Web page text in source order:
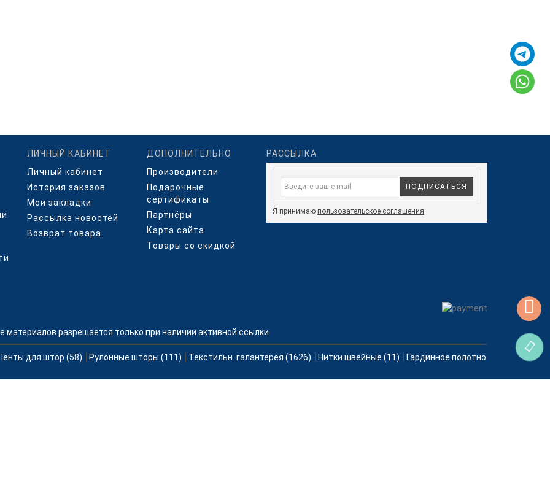
ЛИЧНЫЙ КАБИНЕТ
Личный кабинет
История заказов
Мои закладки
Рассылка новостей
Возврат товара
ДОПОЛНИТЕЛЬНО
Производители
Подарочные
сертификаты
Партнёры
Карта сайта
Товары со скидкой
РАССЫЛКА
ПОДПИСАТЬСЯ
Я принимаю пользовательское соглашения
разрешается только при наличии активной ссылки.
для штор (58) Рулонные шторы (111) Текстильн. галантерея (1626) Нитки швейные (11) Гардинное полотно